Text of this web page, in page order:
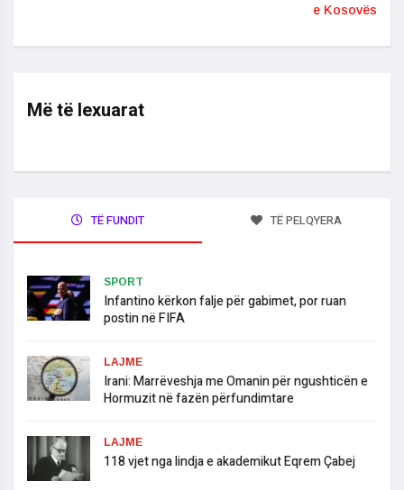
e Kosovës
Më të lexuarat
TË FUNDIT TË PELQYERA
SPORT
​Infantino kërkon falje për gabimet, por ruan
postin në FIFA
LAJME
​Irani: Marrëveshja me Omanin për ngushticën e
Hormuzit në fazën përfundimtare
LAJME
118 vjet nga lindja e akademikut Eqrem Çabej